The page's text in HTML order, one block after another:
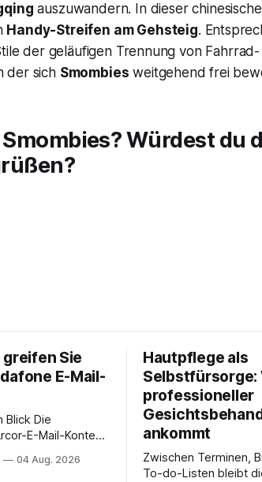
auszuwandern. In dieser
Handy-Streifen am Gehsteig.
der geläufigen Trennung von
der sich Smombies weitgehend frei
Würdest du
greifen Sie
E-Mail-
Die
E-Mail-Konten
mit der Endung
04 Aug. 2026
Hautpflege als
Selbstfürsorge:
professioneller
ankommt
Zwischen Terminen,
To-do-Listen bleibt